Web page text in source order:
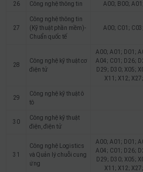
26 Công nghệ thông tin A00; B00;
27
Công nghệ thông tin
(Kỹ thuật phần mềm)-
Chuẩn quốc tế
A00; C01;
28
Công nghệ kỹ thuật cơ
điện tử
A00; A01; D01;
A04; C01; D26;
D29; D30; X05;
X11; X12;
29
Công nghệ kỹ thuật ô
tô
30
Công nghệ kỹ thuật
điện, điện tử
31
Công nghệ Logistics
và Quản lý chuỗi cung
ứng
A00; A01; D01;
A04; C01; D26;
D29; D30; X05;
X11; X12;